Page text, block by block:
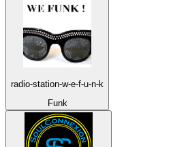
radio-station-w-e-f-u-n-k
Funk